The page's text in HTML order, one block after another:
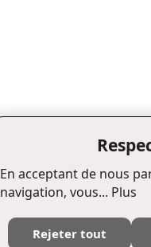
En acceptant de nous
navigation, vous... Plus
Rejeter tout